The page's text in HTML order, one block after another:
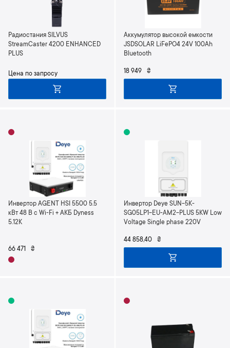
Радиостания SILVUS
StreamCaster 4200 ENHANCED
PLUS
Цена по запросу
Аккумулятор высокой емкости
JSDSOLAR LiFePO4 24V 100Ah
Bluetooth
18 949 ₴
Инвертор AGENT HSI 5500 5.5
кВт 48 В с Wi-Fi + АКБ Dyness
5.12K
66 471 ₴
Инвертор Deye SUN-5K-
SG05LP1-EU-AM2-PLUS 5KW Low
Voltage Single phase 220V
44 858,40 ₴